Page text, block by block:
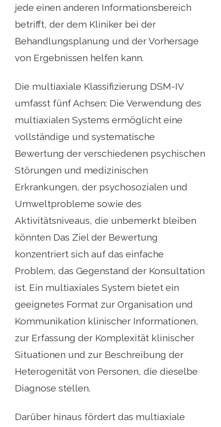
jede einen anderen Informationsbereich
betrifft, der dem Kliniker bei der
Behandlungsplanung und der Vorhersage
von Ergebnissen helfen kann.
Die multiaxiale Klassifizierung DSM-IV
umfasst fünf Achsen: Die Verwendung des
multiaxialen Systems ermöglicht eine
vollständige und systematische
Bewertung der verschiedenen psychischen
Störungen und medizinischen
Erkrankungen, der psychosozialen und
Umweltprobleme sowie des
Aktivitätsniveaus, die unbemerkt bleiben
könnten Das Ziel der Bewertung
konzentriert sich auf das einfache
Problem, das Gegenstand der Konsultation
ist. Ein multiaxiales System bietet ein
geeignetes Format zur Organisation und
Kommunikation klinischer Informationen,
zur Erfassung der Komplexität klinischer
Situationen und zur Beschreibung der
Heterogenität von Personen, die dieselbe
Diagnose stellen.
Darüber hinaus fördert das multiaxiale